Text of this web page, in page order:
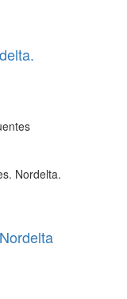
Nordelta.